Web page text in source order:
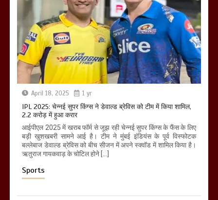
April 18, 2025 1 yr
IPL 2025: चेन्नई सुपर किंग्स ने डेवाल्ड ब्रेविस को टीम में किया शामिल,
2.2 करोड़ में हुआ करार
आईपीएल 2025 में खराब फॉर्म से जूझ रही चेन्नई सुपर किंग्स के फैंस के लिए
बड़ी खुशखबरी सामने आई है। टीम ने मुंबई इंडियंस के पूर्व विस्फोटक
बल्लेबाज डेवाल्ड ब्रेविस को बीच सीजन में अपने स्क्वॉड में शामिल किया है।
ऋतुराज गायकवाड़ के चोटिल होने […]
Sports